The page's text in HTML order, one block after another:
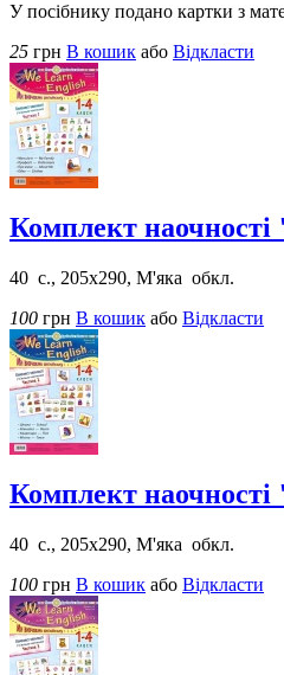
У посібнику подано картки з
25 грн В кошик або Відкласти
Комплект
40 с., 205х290, М'яка обкл.
100 грн В кошик або Відкласти
Комплект
40 с., 205х290, М'яка обкл.
100 грн В кошик або Відкласти